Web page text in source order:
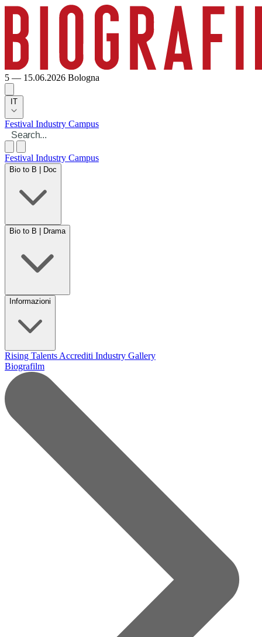
5 — 15.06.2026 Bologna
IT
Festival Industry Campus
Festival Industry Campus
Bio to B | Doc
Bio to B | Drama
Informazioni
Rising Talents Accrediti Industry Gallery
Biografilm